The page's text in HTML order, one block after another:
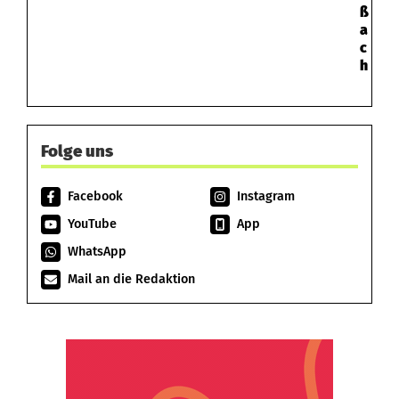
ß
a
c
h
Folge uns
Facebook
Instagram
YouTube
App
WhatsApp
Mail an die Redaktion